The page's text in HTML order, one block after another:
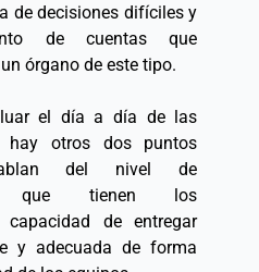
de decisiones difíciles y
de cuentas que
órgano de este tipo.
el día a día de las
hay otros dos puntos
del nivel de
que tienen los
capacidad de entregar
y adecuada de forma